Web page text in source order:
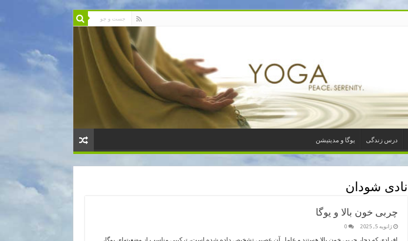
درس زندگی یوگا و مدیتیشن
نادی شودان
چربی خون بالا و یوگا
ژانویه 5, 2025 0